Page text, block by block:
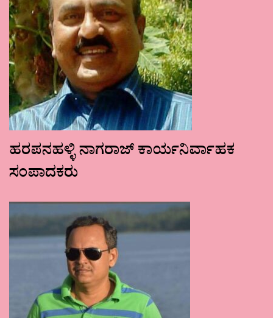
ಹರಪನಹಳ್ಳಿ ನಾಗರಾಜ್ ಕಾರ್ಯನಿರ್ವಾಹಕ
ಸಂಪಾದಕರು